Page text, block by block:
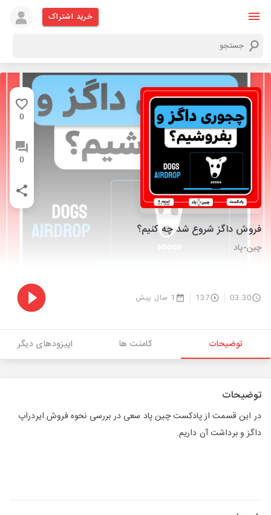
خرید اشتراک
0
0
فروش داگز شروع شد چه کنیم؟
چین-پاد
03:30
137 1 سال پیش
توضیحات کامنت ها اپیزودهای دیگر
توضیحات
در این قسمت از پادکست چین پاد سعی در بررسی نحوه فروش ایردراپ
داگز و برداشت آن داریم.